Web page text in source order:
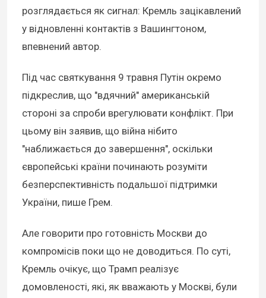
розглядається як сигнал: Кремль зацікавлений
у відновленні контактів з Вашингтоном,
впевнений автор.
Під час святкування 9 травня Путін окремо
підкреслив, що "вдячний" американській
стороні за спроби врегулювати конфлікт. При
цьому він заявив, що війна нібито
"наближається до завершення", оскільки
європейські країни починають розуміти
безперспективність подальшої підтримки
України, пише Грем.
Але говорити про готовність Москви до
компромісів поки що не доводиться. По суті,
Кремль очікує, що Трамп реалізує
домовленості, які, як вважають у Москві, були